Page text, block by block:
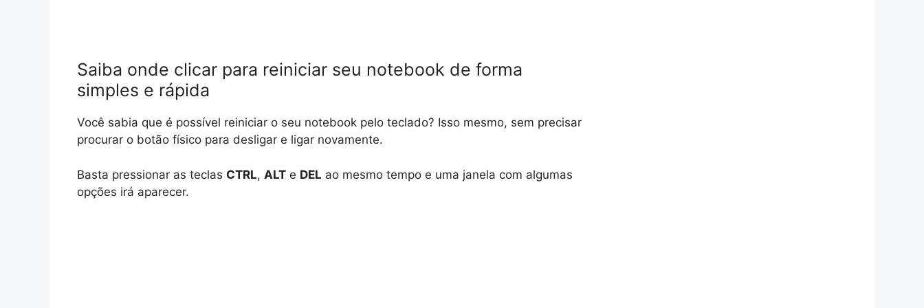
Saiba onde clicar para reiniciar seu notebook de forma
simples e rápida
Você sabia que é possível reiniciar o seu notebook pelo teclado? Isso mesmo, sem precisar
procurar o botão físico para desligar e ligar novamente.
Basta pressionar as teclas CTRL, ALT e DEL ao mesmo tempo e uma janela com algumas
opções irá aparecer.